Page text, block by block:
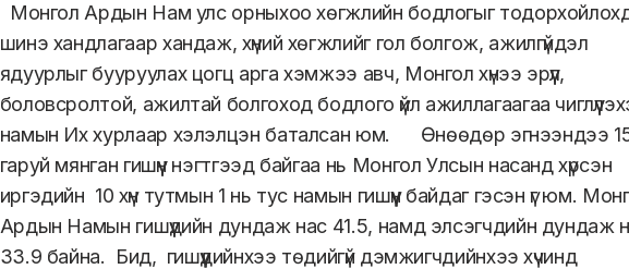
Монгол Ардын Нам улс орныхоо хөгжлийн бодлогыг
шинэ хандлагаар хандаж, хүний хөгжлийг гол болгож, ажилгүйдэл
ядуурлыг бууруулах цогц арга хэмжээ авч, Монгол хүнээ эрүүл,
боловсролтой, ажилтай болгоход бодлого үйл ажиллагаагаа
намын Их хурлаар хэлэлцэн баталсан юм. Өнөөдөр эгнээндээ
гаруй мянган гишүүн нэгтгээд байгаа нь Монгол Улсын насанд хүрсэн
иргэдийн 10 хүн тутмын 1 нь тус намын гишүүн байдаг гэсэн үг юм.
Ардын Намын гишүүдийн дундаж нас 41.5, намд элсэгчдийн дундаж
33.9 байна. Бид, гишүүдийнхээ төдийгүй дэмжигчдийнхээ хүчинд